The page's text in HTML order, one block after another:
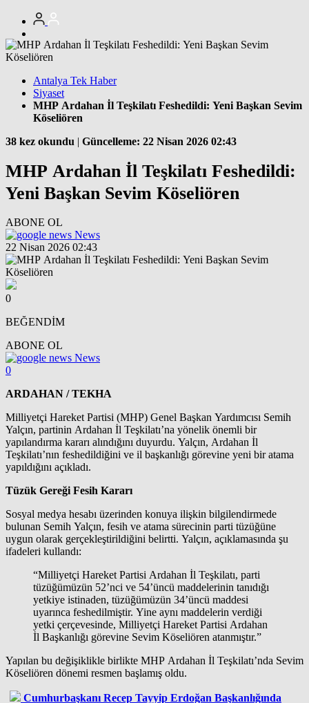
Antalya Tek Haber
Siyaset
MHP Ardahan İl Teşkilatı Feshedildi: Yeni Başkan Sevim
Köseliören
38 kez okundu | Güncelleme: 22 Nisan 2026 02:43
MHP Ardahan İl Teşkilatı Feshedildi:
Yeni Başkan Sevim Köseliören
ABONE OL
News
22 Nisan 2026 02:43
0
BEĞENDİM
ABONE OL
News
0
ARDAHAN / TEKHA
Milliyetçi Hareket Partisi (MHP) Genel Başkan Yardımcısı Semih
Yalçın, partinin Ardahan İl Teşkilatı’na yönelik önemli bir
yapılandırma kararı alındığını duyurdu. Yalçın, Ardahan İl
Teşkilatı’nın feshedildiğini ve il başkanlığı görevine yeni bir atama
yapıldığını açıkladı.
Tüzük Gereği Fesih Kararı
Sosyal medya hesabı üzerinden konuya ilişkin bilgilendirmede
bulunan Semih Yalçın, fesih ve atama sürecinin parti tüzüğüne
uygun olarak gerçekleştirildiğini belirtti. Yalçın, açıklamasında şu
ifadeleri kullandı:
“Milliyetçi Hareket Partisi Ardahan İl Teşkilatı, parti
tüzüğümüzün 52’nci ve 54’üncü maddelerinin tanıdığı
yetkiye istinaden, tüzüğümüzün 34’üncü maddesi
uyarınca feshedilmiştir. Yine aynı maddelerin verdiği
yetki çerçevesinde, Milliyetçi Hareket Partisi Ardahan
İl Başkanlığı görevine Sevim Köseliören atanmıştır.”
Yapılan bu değişiklikle birlikte MHP Ardahan İl Teşkilatı’nda Sevim
Köseliören dönemi resmen başlamış oldu.
Cumhurbaşkanı Recep Tayyip Erdoğan Başkanlığında